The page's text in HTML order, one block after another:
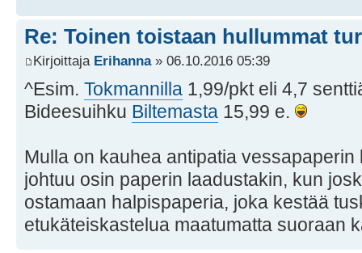
Re: Toinen toistaan hullummat
Kirjoittaja Erihanna» 06.10.2016 05:39
^Esim. Tokmannilla 1,99/pkt eli 4,7
Bideesuihku Biltemasta 15,99 e.
Mulla on kauhea antipatia
johtuu osin paperin laadustakin, kun
ostamaan halpispaperia, joka kestää
etukäteiskastelua maatumatta suoraan